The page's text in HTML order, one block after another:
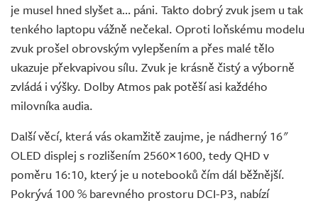
je musel hned slyšet a… páni. Takto dobrý zvuk jsem u tak
tenkého laptopu vážně nečekal. Oproti loňskému modelu
zvuk prošel obrovským vylepšením a přes malé tělo
ukazuje překvapivou sílu. Zvuk je krásně čistý a výborně
zvládá i výšky. Dolby Atmos pak potěší asi každého
milovníka audia.
Další věcí, která vás okamžitě zaujme, je nádherný 16"
OLED displej s rozlišením 2560×1600, tedy QHD v
poměru 16:10, který je u notebooků čím dál běžnější.
Pokrývá 100 % barevného prostoru DCI-P3, nabízí